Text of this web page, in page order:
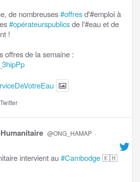
de nombreuses#offresd'#emploi à
#opérateurspublicsde l'#eau et de
!
offres de la semaine :
Twitter
@ONG_HAMAP ·
intervient au#Cambodge🇰🇭